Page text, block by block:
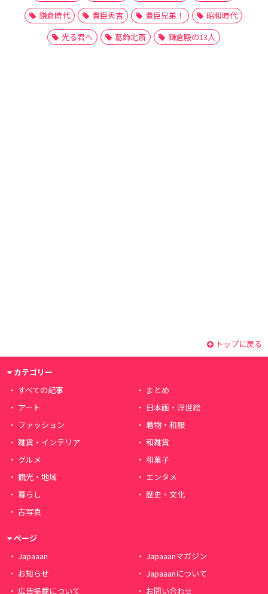
鎌倉時代
豊臣秀吉 豊臣兄弟！
昭和時代
光る君へ
葛飾北斎 鎌倉殿の13人
トップに戻る
カテゴリー
すべての記事
まとめ
アート
日本画・浮世絵
ファッション
着物・和服
雑貨・インテリア
和雑貨
グルメ
和菓子
観光・地域
エンタメ
暮らし
歴史・文化
古写真
ページ
Japaaan
Japaaanマガジン
お知らせ
Japaaanについて
広告掲載について
お問い合わせ